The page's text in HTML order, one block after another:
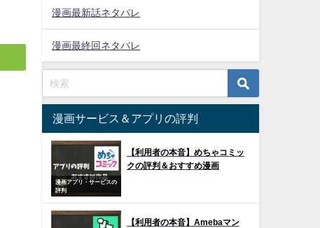
漫画最新話ネタバレ
漫画最終回ネタバレ
漫画サービス＆アプリの評判
漫画アプリ・サービスの
評判
【利用者の本音】めちゃコミッ
クの評判＆おすすめ漫画
【利用者の本音】Amebaマン